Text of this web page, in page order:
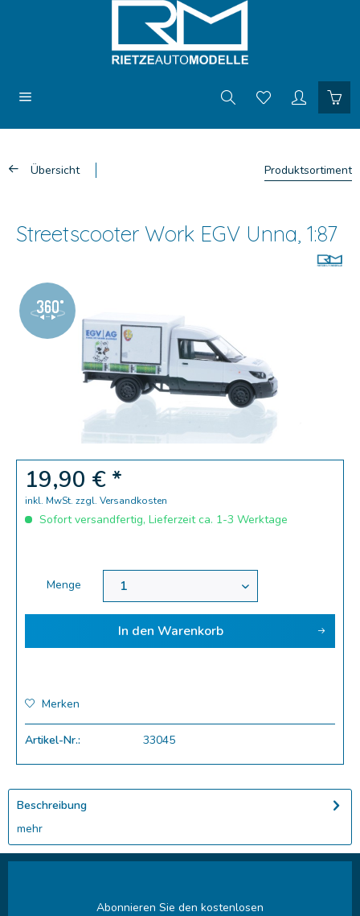
Übersicht Produktsortiment
Streetscooter Work EGV Unna, 1:87
19,90 € *
inkl. MwSt. zzgl. Versandkosten
Sofort versandfertig, Lieferzeit ca. 1-3 Werktage
Menge
In den Warenkorb
Merken
Artikel-Nr.: 33045
Beschreibung
mehr
Abonnieren Sie den kostenlosen